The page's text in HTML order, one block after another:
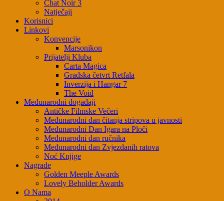
Chat Noir 3
Natječaji
Korisnici
Linkovi
Konvencije
Marsonikon
Prijatelji Kluba
Carta Magica
Gradska četvrt Retfala
Inverzija i Hangar 7
The Void
Međunarodni događaji
Antičke Filmske Večeri
Međunarodni dan čitanja stripova u javnosti
Međunarodni Dan Igara na Ploči
Međunarodni dan ručnika
Međunarodni dan Zvjezdanih ratova
Noć Knjige
Nagrade
Golden Meeple Awards
Lovely Beholder Awards
O Nama